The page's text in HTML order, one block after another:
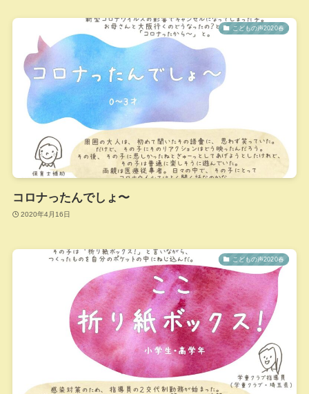
こどもの声2020春
コロナったんでしょ〜
2020年4月16日
こどもの声2020春